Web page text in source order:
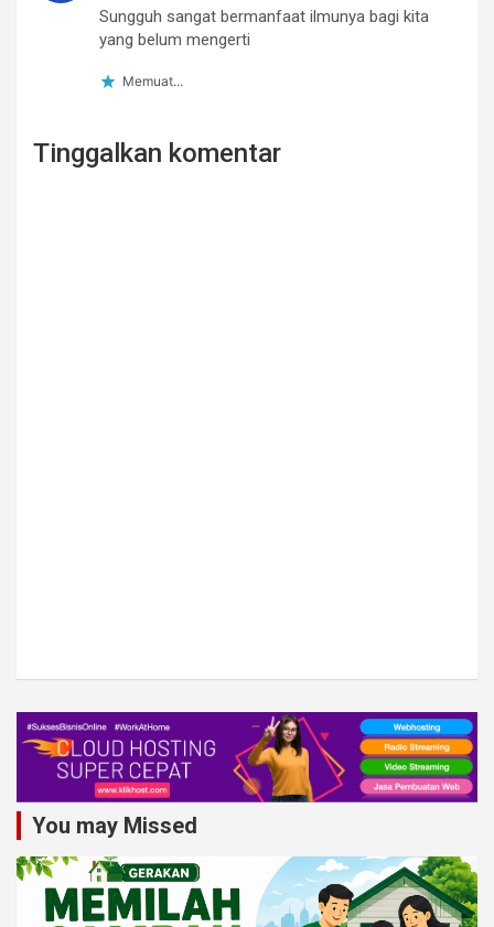
Sungguh sangat bermanfaat ilmunya bagi kita
yang belum mengerti
Memuat...
Tinggalkan komentar
You may Missed